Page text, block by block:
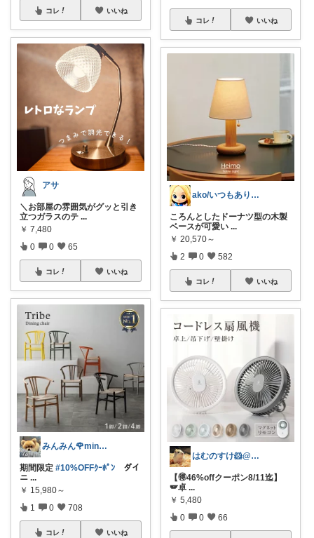
コレ いいね
アサ
＼お部屋の雰囲気がグッと引き
立つガラスのテ ...
￥ 7,480
0 0 65
コレ いいね
みんみん🌹minminღ
期間限定 #10%OFFｸｰﾎﾟﾝ ダイ
ニ ...
￥ 15,980～
1 0 708
コレ いいね
コレ いいね
ako/いつもありがとう🌈5日感謝
ころんとしたドーナツ型の木製
ベースが可愛い ...
￥ 20,570～
2 0 582
コレ いいね
はむのすけ🐹@美味しいもの&季節の商品
【🉐46%offクーポン8/11迄】
🪽卓 ...
￥ 5,480
0 0 66